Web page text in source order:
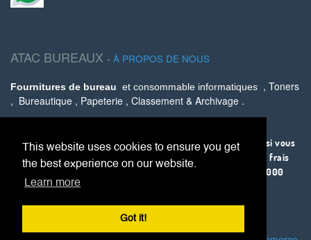
This website uses cookies to ensure you get
the best experience on our website.
Learn more
Got it!
ATAC BUREAUX - À PROPOS DE NOUS
Fournitures de bureau et consommable informatiques , Toners
, Bureautique , Papeterie , Classement & Archivage .
Livraison partout au Maroc via AMANA .
La livraison est offerte sur Casablanca à partir de 500 Dhs, si vous
êtes sur une autre ville, ce service vous coûtera 30 Dhs tout frais
compris ou 0 DH si vous avez un panier supérieur ou égal à 1000
Dhs.